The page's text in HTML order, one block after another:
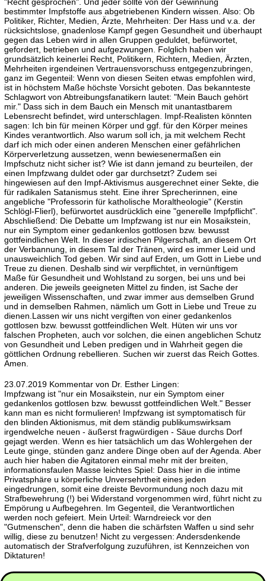
bestimmter Impfstoffe aus abgetriebenen Kindern wissen. Also: Ob
Politiker, Richter, Medien, Ärzte, Mehrheiten: Der Hass und v.a. der
rücksichtslose, gnadenlose Kampf gegen Gesundheit und überhaupt
gegen das Leben wird in allen Gruppen geduldet, befürwortet,
gefordert, betrieben und aufgezwungen. Folglich haben wir
grundsätzlich keinerlei Recht, Politikern, Richtern, Medien, Ärzten,
Mehrheiten irgendeinen Vertrauensvorschuss entgegenzubringen,
ganz im Gegenteil: Wenn von diesen Seiten etwas empfohlen wird,
ist in höchstem Maße höchste Vorsicht geboten. Das bekannteste
Schlagwort von Abtreibungsfanatikern lautet: "Mein Bauch gehört
mir." Dass sich in dem Bauch ein Mensch mit unantastbarem
Lebensrecht befindet, wird unterschlagen. Impf-Realisten könnten
sagen: Ich bin für meinen Körper und ggf. für den Körper meines
Kindes verantwortlich. Also warum soll ich, ja mit welchem Recht
darf ich mich oder einen anderen Menschen einer gefährlichen
Körperverletzung aussetzen, wenn bewiesenermaßen ein
Impfschutz nicht sicher ist? Wie ist dann jemand zu beurteilen, der
einen Impfzwang duldet oder gar durchsetzt? Zudem sei
hingewiesen auf den Impf-Aktivismus ausgerechnet einer Sekte, die
für radikalen Satanismus steht. Eine ihrer Sprecherinnen, eine
angebliche "Professorin für katholische Moraltheologie" (Kerstin
Schlögl-Flierl), befürwortet ausdrücklich eine "generelle Impfpflicht".
Abschließend: Die Debatte um Impfzwang ist nur ein Mosaikstein,
nur ein Symptom einer gedankenlos gottlosen bzw. bewusst
gottfeindlichen Welt. In dieser irdischen Pilgerschaft, an diesem Ort
der Verbannung, in diesem Tal der Tränen, wird es immer Leid und
unausweichlich Tod geben. Wir sind auf Erden, um Gott in Liebe und
Treue zu dienen. Deshalb sind wir verpflichtet, in vernünftigem
Maße für Gesundheit und Wohlstand zu sorgen, bei uns und bei
anderen. Die jeweils geeigneten Mittel zu finden, ist Sache der
jeweiligen Wissenschaften, und zwar immer aus demselben Grund
und in demselben Rahmen, nämlich um Gott in Liebe und Treue zu
dienen.Lassen wir uns nicht vergiften von einer gedankenlos
gottlosen bzw. bewusst gottfeindlichen Welt. Hüten wir uns vor
falschen Propheten, auch vor solchen, die einen angeblichen Schutz
von Gesundheit und Leben predigen und in Wahrheit gegen die
göttlichen Ordnung rebellieren. Suchen wir zuerst das Reich Gottes.
Amen.
23.07.2019 Kommentar von Dr. Esther Lingen:
Impfzwang ist "nur ein Mosaikstein, nur ein Symptom einer
gedankenlos gottlosen bzw. bewusst gottfeindlichen Welt." Besser
kann man es nicht formulieren! Impfzwang ist symptomatisch für
den blinden Aktionismus, mit dem ständig publikumswirksam
irgendwelche neuen - äußerst fragwürdigen - Säue durchs Dorf
gejagt werden. Wenn es hier tatsächlich um das Wohlergehen der
Leute ginge, stünden ganz andere Dinge oben auf der Agenda. Aber
auch hier haben die Agitatoren einmal mehr mit der breiten,
informationsfaulen Masse leichtes Spiel: Dass hier in die intime
Privatsphäre u körperliche Unversehrtheit eines jeden
eingedrungen, somit eine dreiste Bevormundung noch dazu mit
Strafbewehrung (!) bei Widerstand vorgenommen wird, führt nicht zu
Empörung u Aufbegehren. Im Gegenteil, die Verantwortlichen
werden noch gefeiert. Mein Urteil: Warndreieck vor den
"Gutmenschen", denn die haben die schärfsten Waffen u sind sehr
willig, diese zu benutzen! Nicht zu vergessen: Andersdenkende
automatisch der Strafverfolgung zuzuführen, ist Kennzeichen von
Diktaturen!